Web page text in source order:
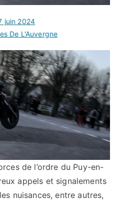
juin 2024
De L'Auvergne
de l’ordre du Puy-en-
appels et signalements
nuisances, entre autres,